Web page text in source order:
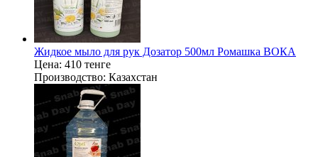
Жидкое мыло для рук Дозатор 500мл Ромашка ВОКА
Цена: 410 тенге
Производство: Казахстан